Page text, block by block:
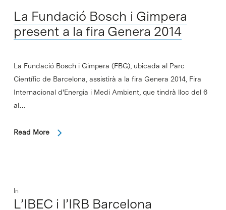
La Fundació Bosch i Gimpera
present a la fira Genera 2014
La Fundació Bosch i Gimpera (FBG), ubicada al Parc
Científic de Barcelona, assistirà a la fira Genera 2014, Fira
Internacional d'Energia i Medi Ambient, que tindrà lloc del 6
al…
Read More
In
L’IBEC i l’IRB Barcelona